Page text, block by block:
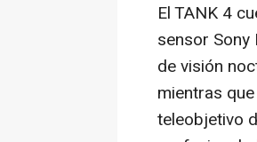
El TANK 4
sensor
de visión
mientras
teleobjetivo